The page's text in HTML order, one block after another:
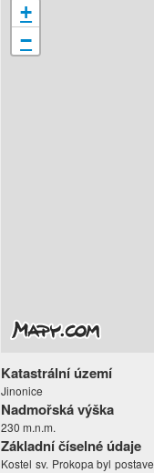
+
−
Katastrální území
Jinonice
Nadmořská výška
230 m.n.m.
Základní číselné údaje
Kostel sv. Prokopa byl